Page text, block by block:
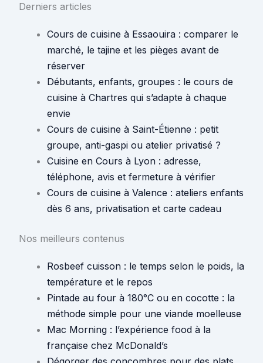
Derniers articles
Cours de cuisine à Essaouira : comparer le
marché, le tajine et les pièges avant de
réserver
Débutants, enfants, groupes : le cours de
cuisine à Chartres qui s’adapte à chaque
envie
Cours de cuisine à Saint-Étienne : petit
groupe, anti-gaspi ou atelier privatisé ?
Cuisine en Cours à Lyon : adresse,
téléphone, avis et fermeture à vérifier
Cours de cuisine à Valence : ateliers enfants
dès 6 ans, privatisation et carte cadeau
Nos meilleurs contenus
Rosbeef cuisson : le temps selon le poids, la
température et le repos
Pintade au four à 180°C ou en cocotte : la
méthode simple pour une viande moelleuse
Mac Morning : l’expérience food à la
française chez McDonald’s